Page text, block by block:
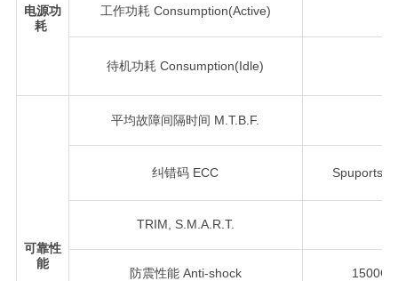
电源功
耗
工作功耗 Consumption(Active)
待机功耗 Consumption(Idle)
可靠性
能
平均故障间隔时间 M.T.B.F.
纠错码 ECC Spuports
TRIM, S.M.A.R.T.
防震性能 Anti-shock